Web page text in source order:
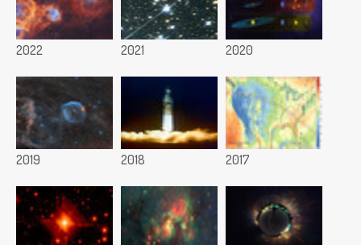
2022 2021 2020
2019 2018 2017